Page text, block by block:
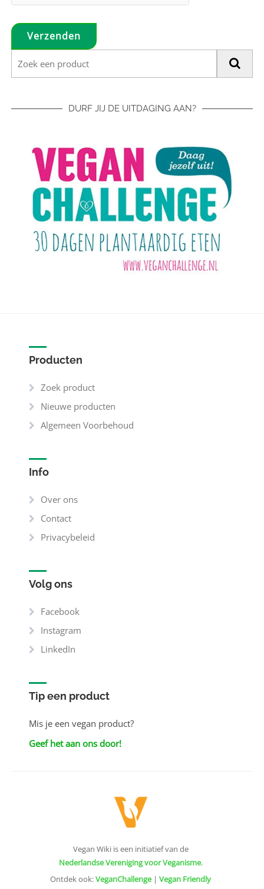
DURF JIJ DE UITDAGING AAN?
Producten
Zoek product
Nieuwe producten
Algemeen Voorbehoud
Info
Over ons
Contact
Privacybeleid
Volg ons
Facebook
Instagram
LinkedIn
Tip een product
Mis je een vegan product?
Geef het aan ons door!
Vegan Wiki is een initiatief van de
Nederlandse Vereniging voor Veganisme.
Ontdek ook:VeganChallenge| Vegan Friendly